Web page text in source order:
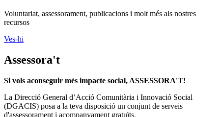
Voluntariat, assessorament, publicacions i molt més als nostres
recursos
Ves-hi
Assessora't
Si vols aconseguir més impacte social, ASSESSORA'T!
La Direcció General d’Acció Comunitària i Innovació Social
(DGACIS) posa a la teva disposició un conjunt de serveis
d'assessorament i acompanyament gratuïts.